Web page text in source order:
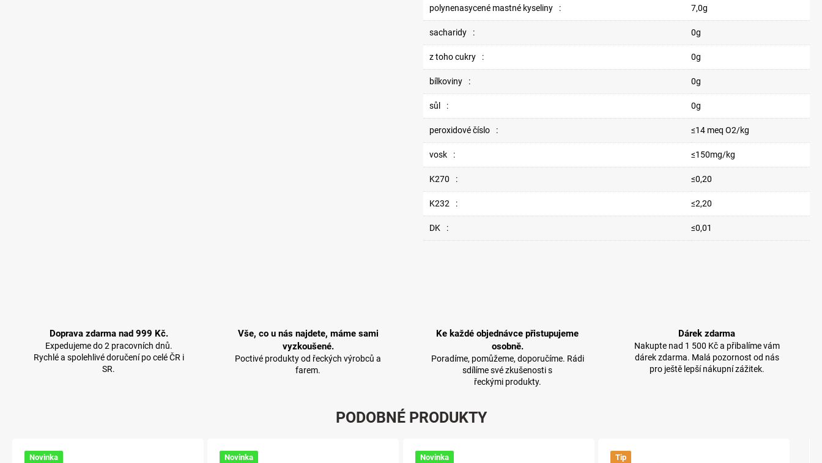
polynenasycené mastné kyseliny : 7,0g
sacharidy : 0g
z toho cukry : 0g
bílkoviny : 0g
sůl : 0g
peroxidové číslo : ≤14 meq O2/kg
vosk : ≤150mg/kg
K270 : ≤0,20
K232 : ≤2,20
DK : ≤0,01
Doprava zdarma nad 999 Kč.
Expedujeme do 2 pracovních dnů.
Rychlé a spolehlivé doručení po celé ČR i
SR.
Vše, co u nás najdete, máme sami
vyzkoušené.
Poctivé produkty od řeckých výrobců a
farem.
Ke každé objednávce přistupujeme
osobně.
Poradíme, pomůžeme, doporučíme. Rádi
sdílíme své zkušenosti s
řeckými produkty.
Dárek zdarma
Nakupte nad 1 500 Kč a přibalíme vám
dárek zdarma. Malá pozornost od nás
pro ještě lepší nákupní zážitek.
PODOBNÉ PRODUKTY
Novinka
Novinka
Novinka
Tip